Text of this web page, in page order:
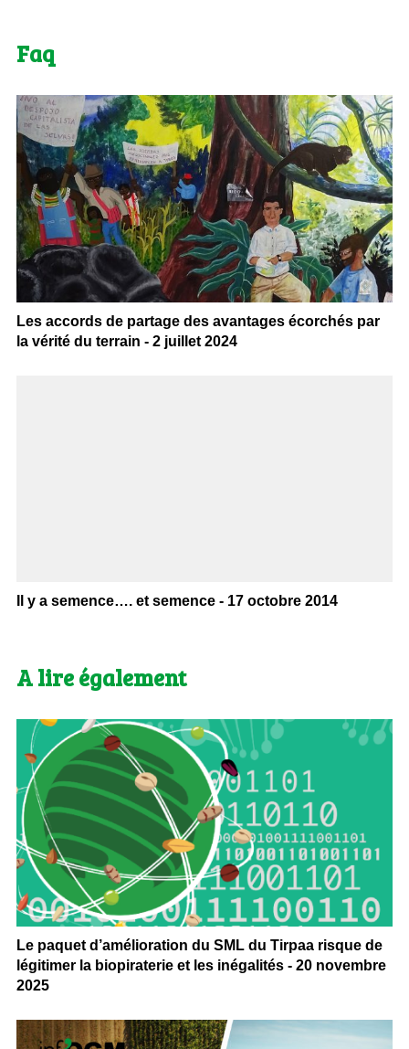
Faq
Les accords de partage des avantages écorchés par
la vérité du terrain - 2 juillet 2024
Il y a semence…. et semence - 17 octobre 2014
A lire également
Le paquet d’amélioration du SML du Tirpaa risque de
légitimer la biopiraterie et les inégalités - 20 novembre
2025